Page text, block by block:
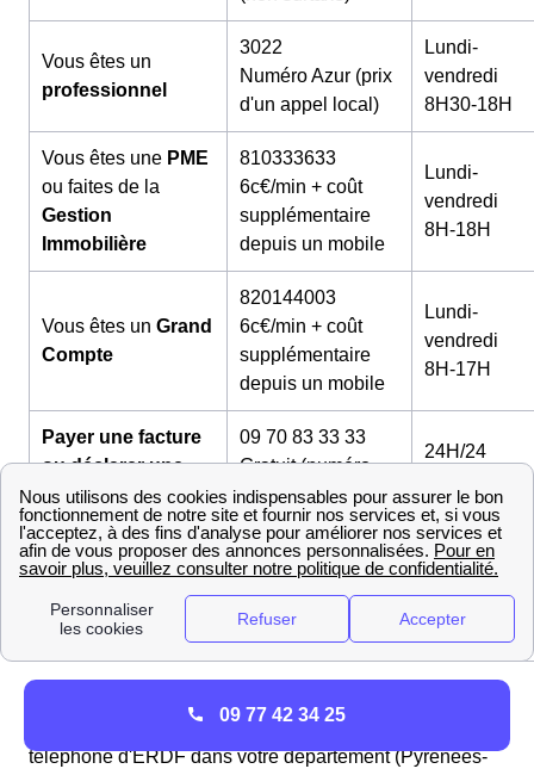
Vous êtes un
professionnel
3022
Numéro Azur (prix
d'un appel local)
Lundi-
vendredi
8H30-18H
Vous êtes une PME
ou faites de la
Gestion
Immobilière
810333633
6c€/min + coût
supplémentaire
depuis un mobile
Lundi-
vendredi
8H-18H
Vous êtes un Grand
Compte
820144003
6c€/min + coût
supplémentaire
depuis un mobile
Lundi-
vendredi
8H-17H
Payer une facture
ou déclarer une
auto-relève
09 70 83 33 33
Gratuit (numéro
vert)
24H/24
Travaux de
isolation
3929
Gratuit depuis un
Site EDF Travaux
Lundi-
09 72 67 50 XX , il s'agit du numéro de
téléphone d'ERDF dans votre département (Pyrénées-
09 77 42 34 25